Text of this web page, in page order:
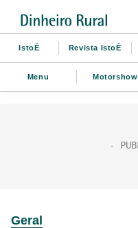
IstoÉ Revista IstoÉ
Menu Motorshow
Geral